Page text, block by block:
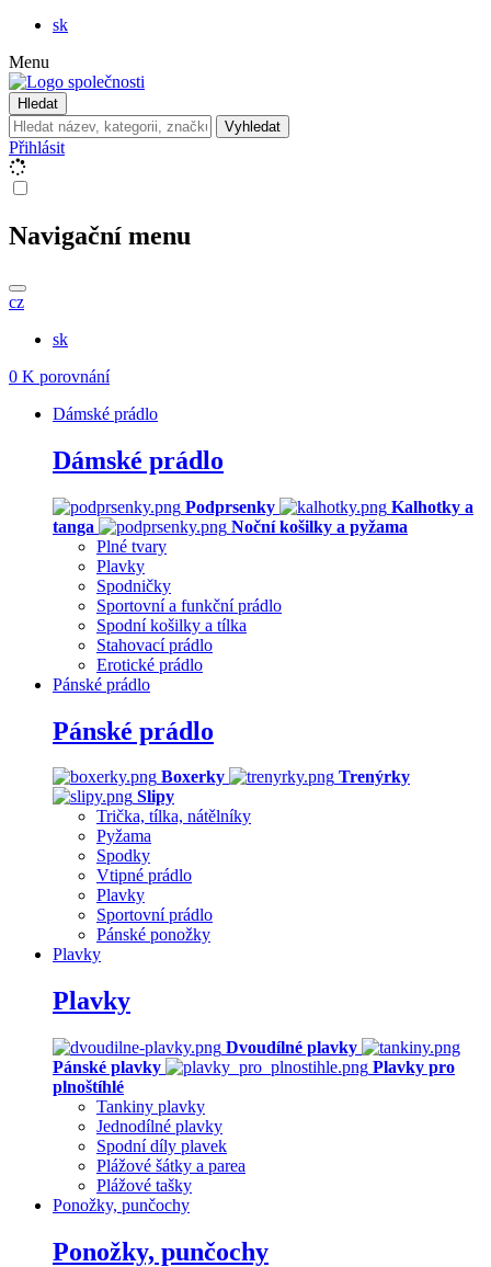
sk
Menu
Hledat
Vyhledat
Přihlásit
Navigační menu
cz
sk
0 K porovnání
Dámské prádlo
Dámské prádlo
Podprsenky
Kalhotky a
tanga
Noční košilky a pyžama
Plné tvary
Plavky
Spodničky
Sportovní a funkční prádlo
Spodní košilky a tílka
Stahovací prádlo
Erotické prádlo
Pánské prádlo
Pánské prádlo
Boxerky
Trenýrky
Slipy
Trička, tílka, nátělníky
Pyžama
Spodky
Vtipné prádlo
Plavky
Sportovní prádlo
Pánské ponožky
Plavky
Plavky
Dvoudílné plavky
Pánské plavky
Plavky pro
plnoštíhlé
Tankiny plavky
Jednodílné plavky
Spodní díly plavek
Plážové šátky a parea
Plážové tašky
Ponožky, punčochy
Ponožky, punčochy